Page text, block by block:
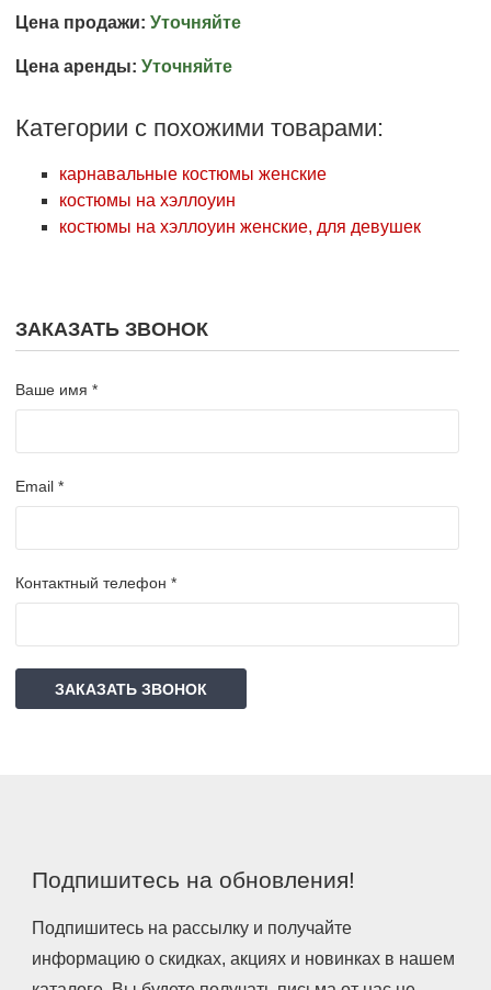
Цена продажи: Уточняйте
Цена аренды: Уточняйте
Категории с похожими товарами:
карнавальные костюмы женские
костюмы на хэллоуин
костюмы на хэллоуин женские, для девушек
ЗАКАЗАТЬ ЗВОНОК
Ваше имя *
Email *
Контактный телефон *
ЗАКАЗАТЬ ЗВОНОК
Подпишитесь на обновления!
Подпишитесь на рассылку и получайте
информацию о скидках, акциях и новинках в нашем